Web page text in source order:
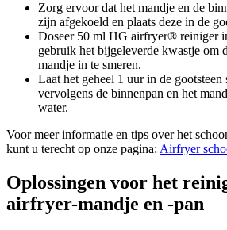
Zorg ervoor dat het mandje en de
zijn afgekoeld en plaats deze in de
Doseer 50 ml HG airfryer® reiniger
gebruik het bijgeleverde kwastje om
mandje in te smeren.
Laat het geheel 1 uur in de gootsteen
vervolgens de binnenpan en het
water.
Voor meer informatie en tips over het
kunt u terecht op onze pagina: Airfryer
Oplossingen voor het
airfryer-mandje en -pan